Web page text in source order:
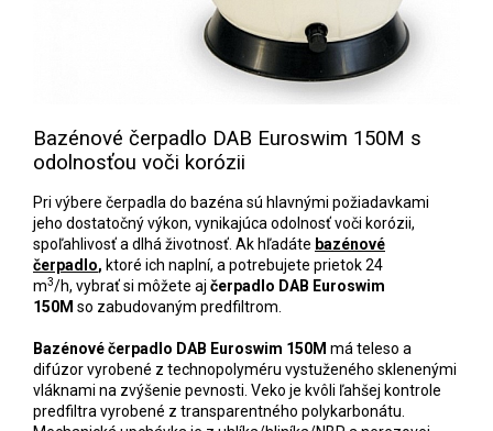
Bazénové čerpadlo DAB Euroswim 150M s
odolnosťou voči korózii
Pri výbere čerpadla do bazéna sú hlavnými požiadavkami
jeho dostatočný výkon, vynikajúca odolnosť voči korózii,
spoľahlivosť a dlhá životnosť. Ak hľadáte bazénové
čerpadlo, ktoré ich naplní, a potrebujete prietok24
m3/h, vybrať si môžete aj čerpadlo DAB Euroswim
150M so zabudovaným predfiltrom.
Bazénové čerpadlo DAB Euroswim 150M má teleso a
difúzor vyrobené z technopolyméru vystuženého sklenenými
vláknami na zvýšenie pevnosti. Veko je kvôli ľahšej kontrole
predfiltra vyrobené z transparentného polykarbonátu.